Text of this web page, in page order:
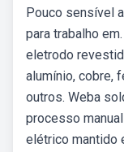
Pouco sensível
para trabalho
eletrodo
alumínio, cobre,
outros. Weba
processo
elétrico mantido